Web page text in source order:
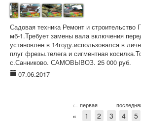
Садовая техника Ремонт и строительство
мб-1.Требует замены вала включения
установлен в 14году.использовался в
плуг фрезы.телега и сигментная
с.Санниково. САМОВЫВОЗ. 25 000 руб.
07.06.2017
← первая
« 1 2 3 4 5